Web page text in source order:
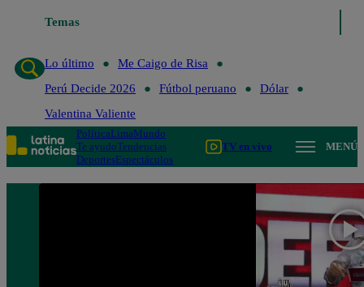
Temas
Lo último
Me Caigo de Risa
Perú Decide 2026
Fútbol peruano
Dólar
Valentina Valiente
PolíticaLimaMundo
Te ayudoTendencias
DeportesEspectáculos
TV en vivo MENÚ